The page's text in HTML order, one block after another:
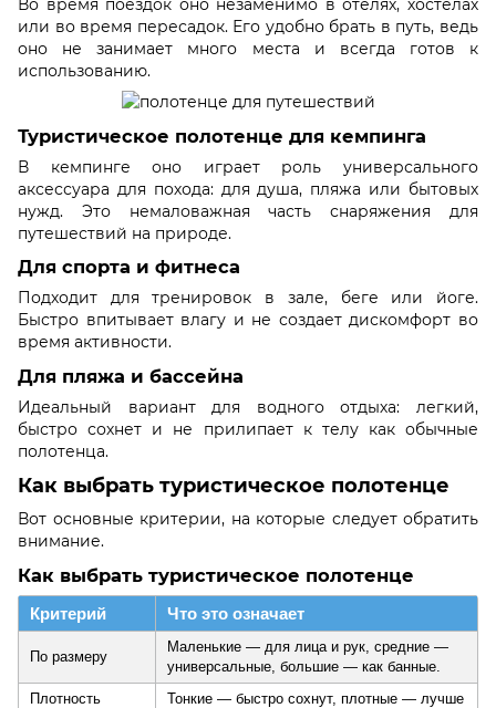
или во время пересадок. Его удобно брать в путь, ведь
оно не занимает много места и всегда готов к
использованию.
Туристическое полотенце для кемпинга
В кемпинге оно играет роль универсального
аксессуара для похода: для душа, пляжа или бытовых
нужд. Это немаловажная часть снаряжения для
путешествий на природе.
Для спорта и фитнеса
Подходит для тренировок в зале, беге или йоге.
Быстро впитывает влагу и не создает дискомфорт во
время активности.
Для пляжа и бассейна
Идеальный вариант для водного отдыха: легкий,
быстро сохнет и не прилипает к телу как обычные
полотенца.
Как выбрать туристическое полотенце
Вот основные критерии, на которые следует обратить
внимание.
Как выбрать туристическое полотенце
Критерий Что это означает
По размеру
Маленькие — для лица и рук, средние —
универсальные, большие — как банные.
Плотность
Тонкие — быстро сохнут, плотные — лучше